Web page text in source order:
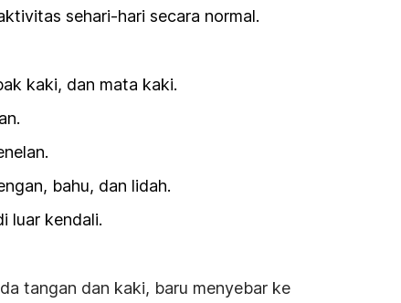
sehari-hari secara normal.
kaki, dan mata kaki.
bahu, dan lidah.
luar kendali.
tangan dan kaki, baru menyebar ke